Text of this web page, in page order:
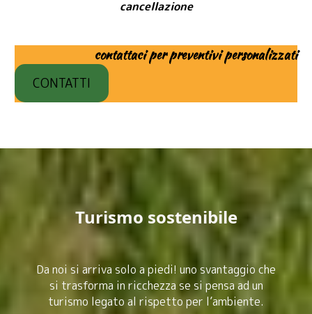
cancellazione
contattaciper preventivi personalizzati
CONTATTI
Turismo sostenibile
Da noi si arriva solo a piedi! uno svantaggio che
si trasforma in ricchezza se si pensa ad un
turismo legato al rispetto per l’ambiente.